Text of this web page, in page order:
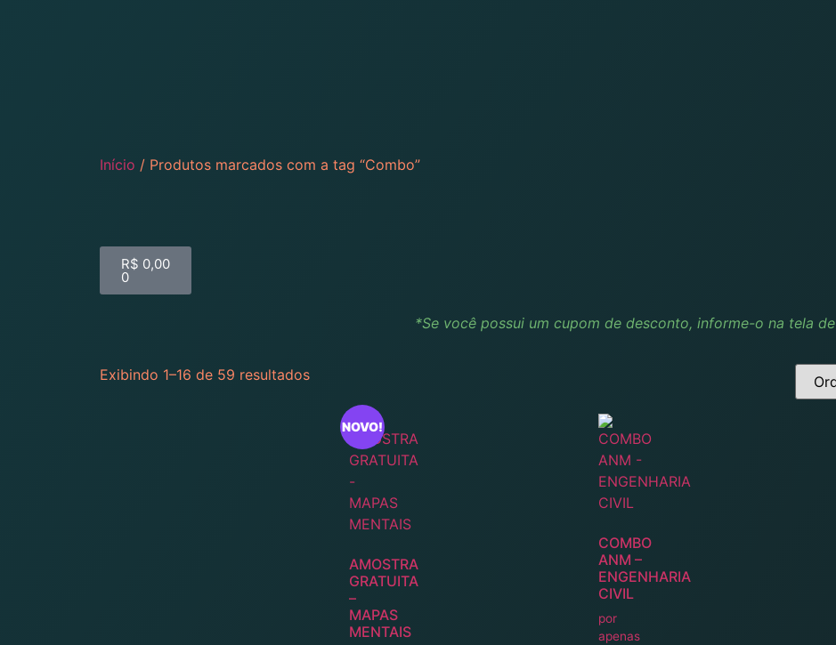
Início / Produtos marcados com a tag “Combo”
R$ 0,00
0
*Se você possui um cupom de desconto, informe-o na tela de
Exibindo 1–16 de 59 resultados
NOVO!
AMOSTRA
GRATUITA
–
MAPAS
MENTAIS
COMBO
ANM –
ENGENHARIA
CIVIL
por
apenas